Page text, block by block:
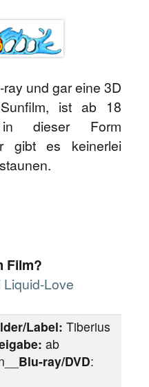
und gar eine 3D
ist ab 18
dieser Form
gibt es keinerlei
Film?
Love
Label: Tiberius
ab
Blu-ray/DVD: